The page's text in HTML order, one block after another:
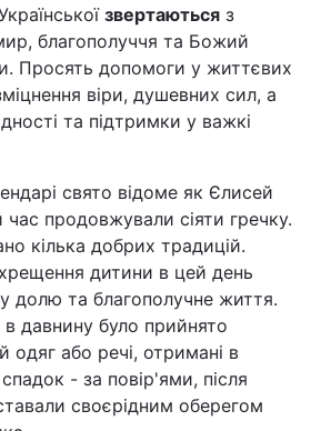
звертаються з
благополуччя та Божий
Просять допомоги у життєвих
віри, душевних сил, а
та підтримки у важкі
свято відоме як Єлисей
час продовжували сіяти гречку.
кілька добрих традицій.
дитини в цей день
долю та благополучне життя.
давнину було прийнято
одяг або речі, отримані в
- за повір'ями, після
своєрідним оберегом